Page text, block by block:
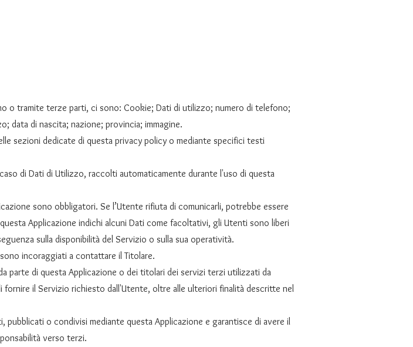
o tramite terze parti, ci sono: Cookie; Dati di utilizzo; numero di telefono;
data di nascita; nazione; provincia; immagine.
sezioni dedicate di questa privacy policy o mediante specifici testi
di Dati di Utilizzo, raccolti automaticamente durante l'uso di questa
sono obbligatori. Se l’Utente rifiuta di comunicarli, potrebbe essere
Applicazione indichi alcuni Dati come facoltativi, gli Utenti sono liberi
sulla disponibilità del Servizio o sulla sua operatività.
incoraggiati a contattare il Titolare.
parte di questa Applicazione o dei titolari dei servizi terzi utilizzati da
il Servizio richiesto dall'Utente, oltre alle ulteriori finalità descritte nel
pubblicati o condivisi mediante questa Applicazione e garantisce di avere il
verso terzi.